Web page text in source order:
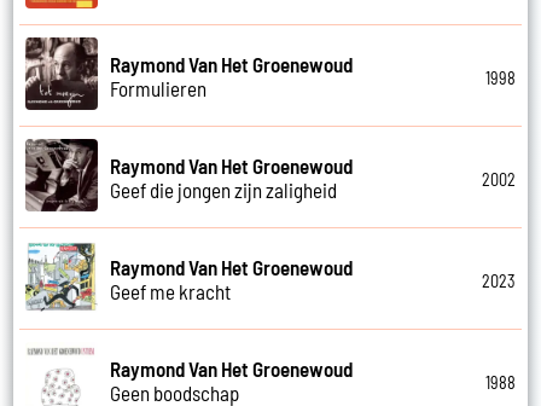
Raymond Van Het Groenewoud
Formulieren
1998
Raymond Van Het Groenewoud
Geef die jongen zijn zaligheid
2002
Raymond Van Het Groenewoud
Geef me kracht
2023
Raymond Van Het Groenewoud
Geen boodschap
1988